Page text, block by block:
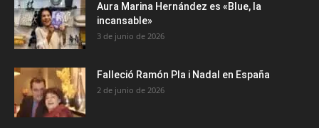
Aura Marina Hernández es «Blue, la
incansable»
3 de junio de 2026
Falleció Ramón Pla i Nadal en España
2 de junio de 2026